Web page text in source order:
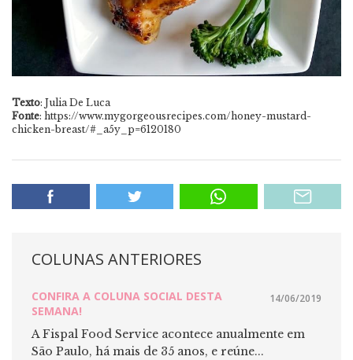
Texto: Julia De Luca
Fonte: https://www.mygorgeousrecipes.com/honey-mustard-
chicken-breast/#_a5y_p=6120180
COLUNAS ANTERIORES
CONFIRA A COLUNA SOCIAL DESTA
SEMANA!
A Fispal Food Service acontece anualmente em
São Paulo, há mais de 35 anos, e reúne...
14/06/2019